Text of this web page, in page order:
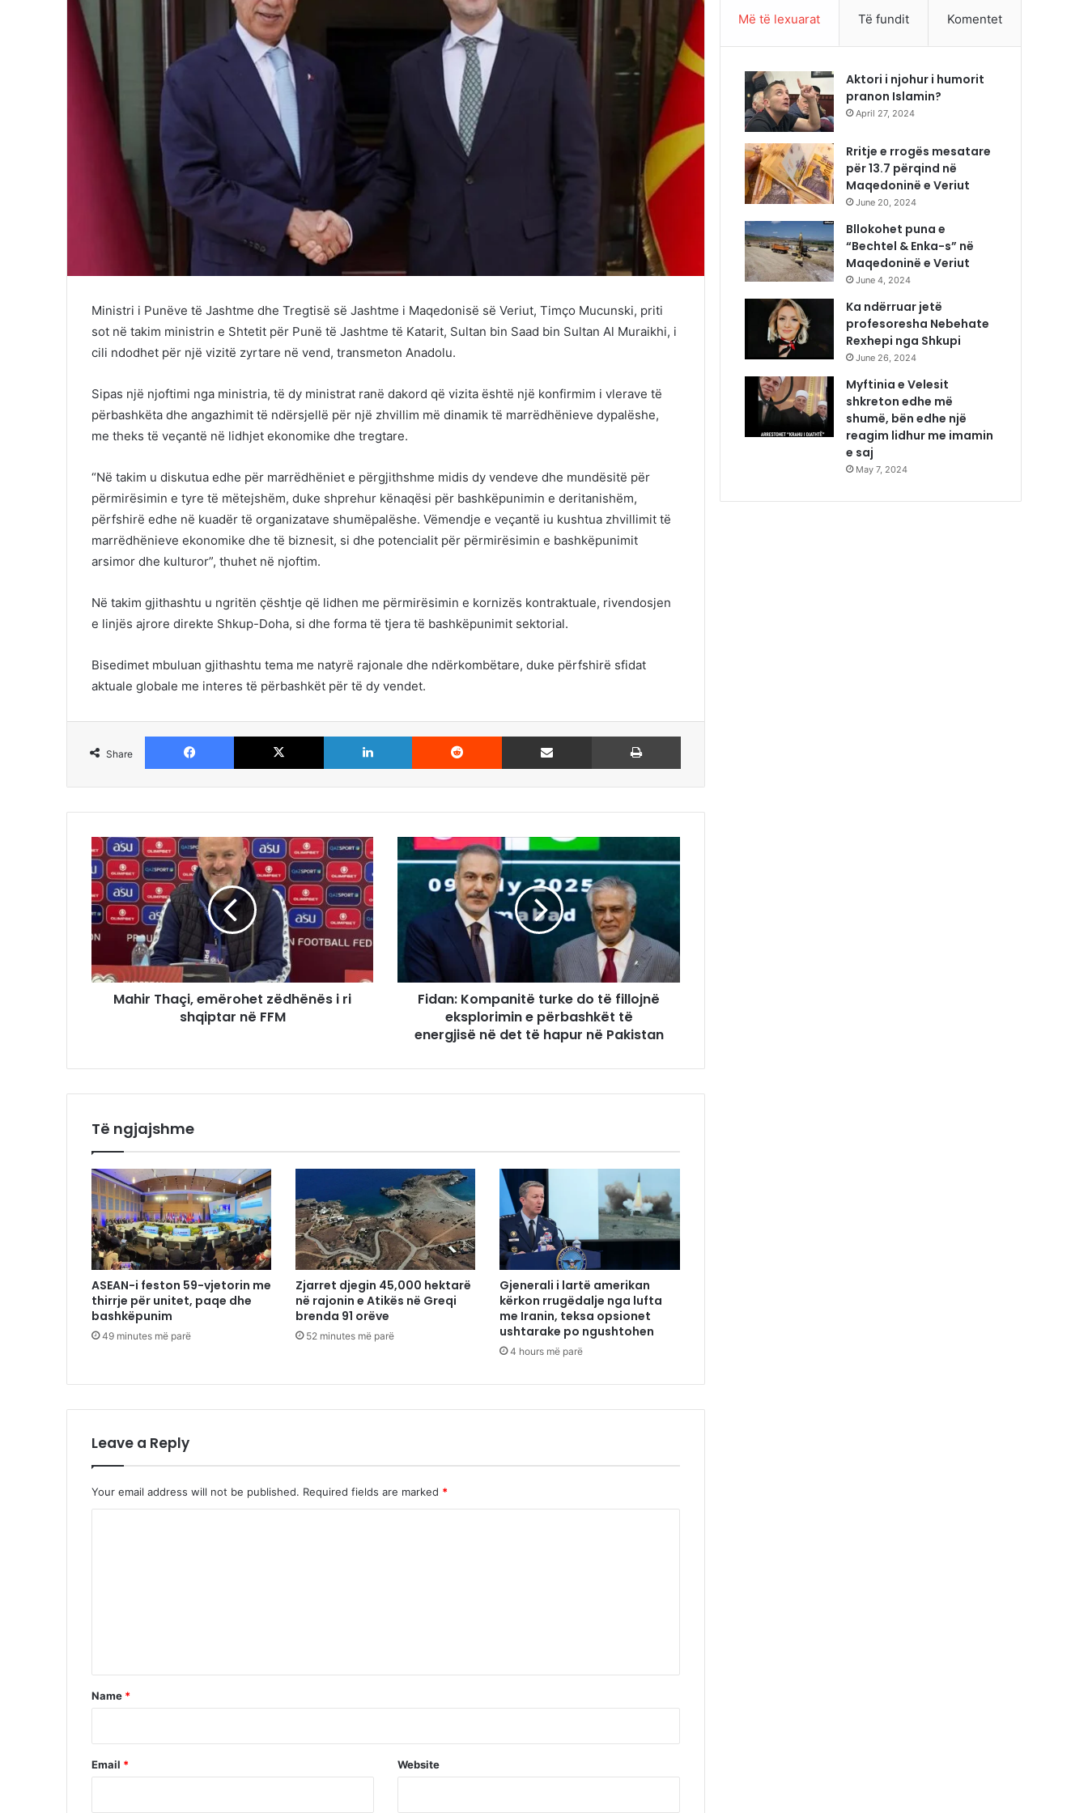
Ministri i Punëve të Jashtme dhe Tregtisë së Jashtme i Maqedonisë së Veriut, Timço Mucunski, priti
sot në takim ministrin e Shtetit për Punë të Jashtme të Katarit, Sultan bin Saad bin Sultan Al Muraikhi, i
cili ndodhet për një vizitë zyrtare në vend, transmeton Anadolu.
Sipas një njoftimi nga ministria, të dy ministrat ranë dakord që vizita është një konfirmim i vlerave të
përbashkëta dhe angazhimit të ndërsjellë për një zhvillim më dinamik të marrëdhënieve dypalëshe,
me theks të veçantë në lidhjet ekonomike dhe tregtare.
“Në takim u diskutua edhe për marrëdhëniet e përgjithshme midis dy vendeve dhe mundësitë për
përmirësimin e tyre të mëtejshëm, duke shprehur kënaqësi për bashkëpunimin e deritanishëm,
përfshirë edhe në kuadër të organizatave shumëpalëshe. Vëmendje e veçantë iu kushtua zhvillimit të
marrëdhënieve ekonomike dhe të biznesit, si dhe potencialit për përmirësimin e bashkëpunimit
arsimor dhe kulturor”, thuhet në njoftim.
Në takim gjithashtu u ngritën çështje që lidhen me përmirësimin e kornizës kontraktuale, rivendosjen
e linjës ajrore direkte Shkup-Doha, si dhe forma të tjera të bashkëpunimit sektorial.
Bisedimet mbuluan gjithashtu tema me natyrë rajonale dhe ndërkombëtare, duke përfshirë sfidat
aktuale globale me interes të përbashkët për të dy vendet.
Share
Facebook X LinkedIn Reddit Share via Email
Mahir Thaçi, emërohet zëdhënës i ri
shqiptar në FFM
Fidan: Kompanitë turke do të fillojnë
eksplorimin e përbashkët të
energjisë në det të hapur në Pakistan
Të ngjajshme
ASEAN-i feston 59-vjetorin me
thirrje për unitet, paqe dhe
bashkëpunim
49 minutes më parë
Zjarret djegin 45,000 hektarë
në rajonin e Atikës në Greqi
brenda 91 orëve
52 minutes më parë
Gjenerali i lartë amerikan
kërkon rrugëdalje nga lufta
me Iranin, teksa opsionet
ushtarake po ngushtohen
4 hours më parë
Leave a Reply
Your email address will not be published. Required fields are marked *
*
Name *
Email * Website
Më të lexuarat Të fundit Komentet
Aktori i njohur i humorit
pranon Islamin?
April 27, 2024
Rritje e rrogës mesatare
për 13.7 përqind në
Maqedoninë e Veriut
June 20, 2024
Bllokohet puna e
“Bechtel & Enka-s” në
Maqedoninë e Veriut
June 4, 2024
Ka ndërruar jetë
profesoresha Nebehate
Rexhepi nga Shkupi
June 26, 2024
Myftinia e Velesit
shkreton edhe më
shumë, bën edhe një
reagim lidhur me imamin
e saj
May 7, 2024